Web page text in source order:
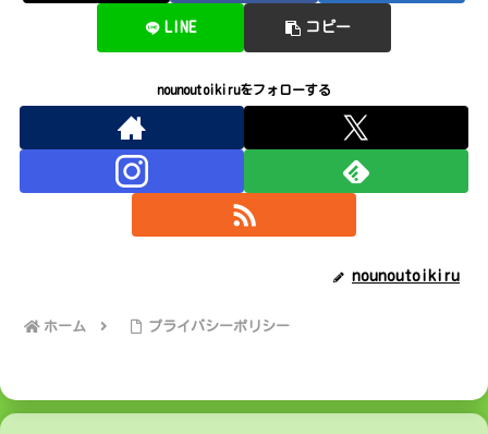
LINE コピー
nounoutoikiruをフォローする
nounoutoikiru
ホーム プライバシーポリシー